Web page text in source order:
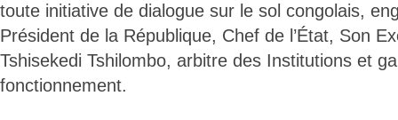
toute initiative de dialogue sur le sol congolais,
Président de la République, Chef de l’État, Son
Tshisekedi Tshilombo, arbitre des Institutions et
fonctionnement.